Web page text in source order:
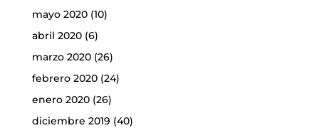
mayo 2020(10)
abril 2020(6)
marzo 2020(26)
febrero 2020(24)
enero 2020(26)
diciembre 2019 (40)